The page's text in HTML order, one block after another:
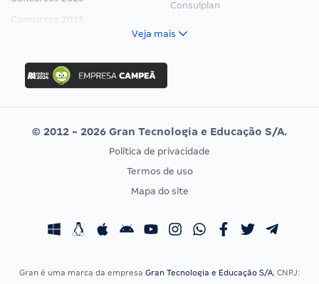
Concursos 2025
Concurso Ibama
Concurso MPU
Editais publicados
Consulplan
Vunesp
CONCURSOS POR PROFISSÃO
Concursos Fiscais
EXAME DE ORDEM
Calendário OAB
Veja mais
© 2012 - 2026 Gran Tecnologia e Educação S/A.
Política de privacidade
Termos de uso
Mapa do site
Gran é uma marca da empresa Gran Tecnologia e Educação S/A, CNPJ: